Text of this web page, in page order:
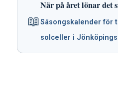
📖
När på året lönar det
Säsongskalender för
solceller i